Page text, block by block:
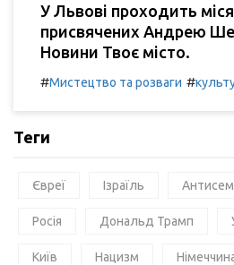
У Львові проходить
присвячених Андрею
Новини Твоє місто.
#Мистецтво та розваги #
Теги
Євреї Ізраїль
Росія Дональд Трамп
Київ Нацизм